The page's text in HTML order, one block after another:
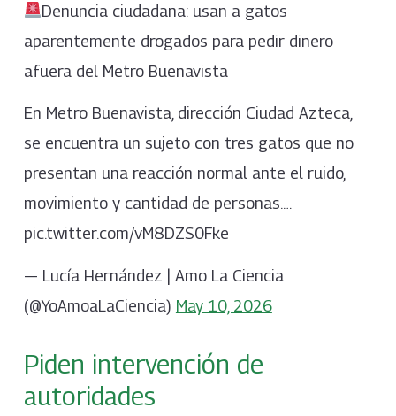
Denuncia ciudadana: usan a gatos
aparentemente drogados para pedir dinero
afuera del Metro Buenavista
En Metro Buenavista, dirección Ciudad Azteca,
se encuentra un sujeto con tres gatos que no
presentan una reacción normal ante el ruido,
movimiento y cantidad de personas.…
pic.twitter.com/vM8DZS0Fke
— Lucía Hernández | Amo La Ciencia
(@YoAmoaLaCiencia) May 10, 2026
Piden intervención de
autoridades